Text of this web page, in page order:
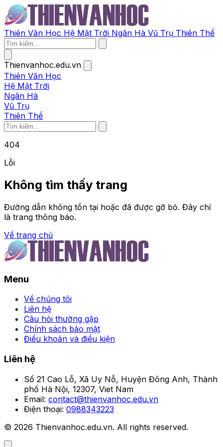
Thiên Văn Học Hệ Mặt Trời Ngân Hà Vũ Trụ Thiên Thể
Thienvanhoc.edu.vn
Thiên Văn Học
Hệ Mặt Trời
Ngân Hà
Vũ Trụ
Thiên Thể
404
Lỗi
Không tìm thấy trang
Đường dẫn không tồn tại hoặc đã được gỡ bỏ. Đây chỉ
là trang thông báo.
Về trang chủ
Trang chủ
Cách chọn trận đấu an
toàn để vào kèo đầu ngày
hiệu quả
•
Menu
Về chúng tôi
Liên hệ
Câu hỏi thường gặp
Chính sách bảo mật
Điều khoản và điều kiện
Liên hệ
Số 21 Cao Lỗ, Xã Uy Nỗ, Huyện Đông Anh, Thành
phố Hà Nội, 12307, Viet Nam
Email: contact@thienvanhoc.edu.vn
Điện thoại: 0988343223
© 2026 Thienvanhoc.edu.vn. All rights reserved.